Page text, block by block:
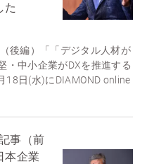
た
後編）「「デジタル人材が
・中小企業がDXを推進する
18日(水)にDIAMOND online
事（前
本企業